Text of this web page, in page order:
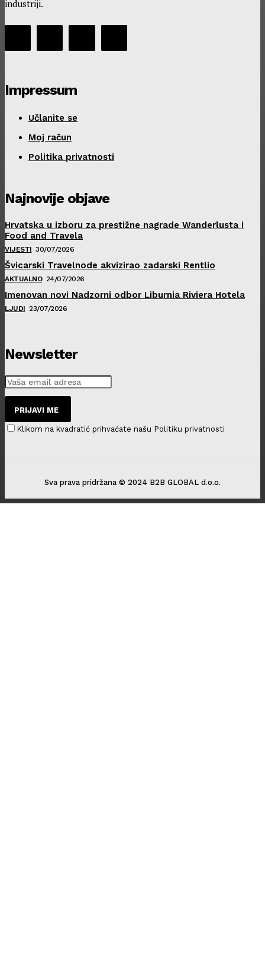
industriji.
Impressum
Učlanite se
Moj račun
Politika privatnosti
Najnovije objave
Hrvatska u izboru za prestižne nagrade Wanderlusta i
Food and Travela
VIJESTI 30/07/2026
Švicarski Travelnode akvizirao zadarski Rentlio
AKTUALNO 24/07/2026
Imenovan novi Nadzorni odbor Liburnia Riviera Hotela
LJUDI 23/07/2026
Newsletter
PRIJAVI ME
Klikom na kvadratić prihvaćate našu Politiku privatnosti
Sva prava pridržana © 2024 B2B GLOBAL d.o.o.